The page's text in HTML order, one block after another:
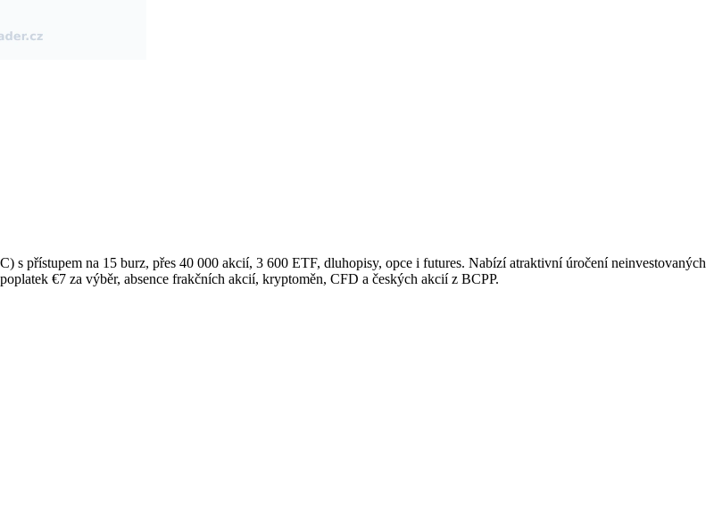
přístupem na 15 burz, přes 40 000 akcií, 3 600 ETF, dluhopisy, opce i futures. Nabízí atraktivní úročení neinvestovaných
€7 za výběr, absence frakčních akcií, kryptoměn, CFD a českých akcií z BCPP.